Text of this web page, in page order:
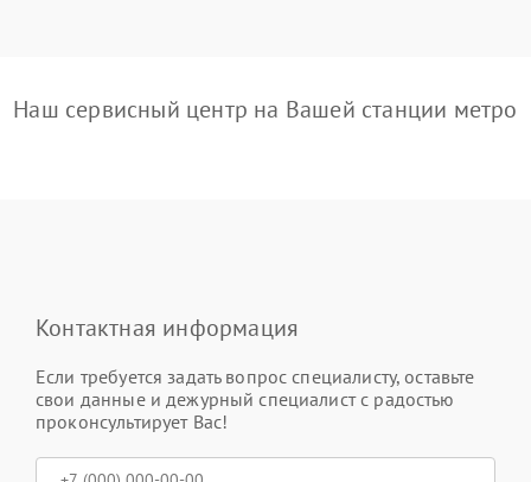
Наш сервисный центр на Вашей станции метро
Контактная информация
Если требуется задать вопрос специалисту, оставьте
свои данные и дежурный специалист с радостью
проконсультирует Вас!